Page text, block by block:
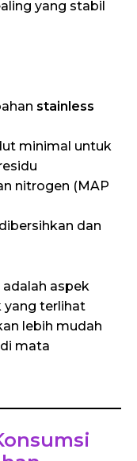
yang stabil
stainless
minimal untuk
nitrogen (MAP
dan
aspek
yang terlihat
lebih mudah
mata